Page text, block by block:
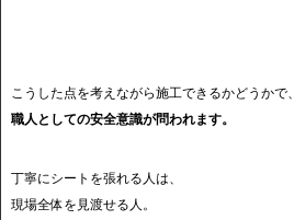
こうした点を考えながら施工できるかどうかで、
職人としての安全意識が問われます。
丁寧にシートを張れる人は、
現場全体を見渡せる人。